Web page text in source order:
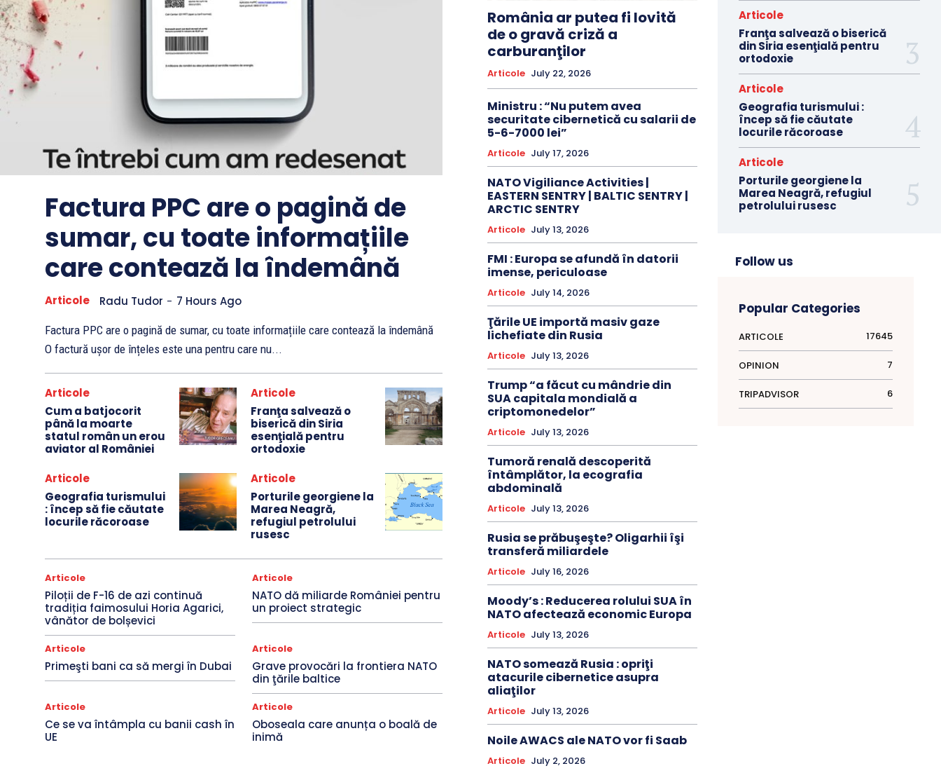
Factura PPC are o pagină de
sumar, cu toate informațiile
care contează la îndemână
Articole Radu Tudor - 7 Hours Ago
Factura PPC are o pagină de sumar, cu toate informațiile care contează la îndemână
O factură ușor de înțeles este una pentru care nu...
Articole
Cum a batjocorit
până la moarte
statul român un erou
aviator al României
Articole
Franţa salvează o
biserică din Siria
esenţială pentru
ortodoxie
Articole
Geografia turismului
: încep să fie căutate
locurile răcoroase
Articole
Porturile georgiene la
Marea Neagră,
refugiul petrolului
rusesc
Articole
Piloții de F-16 de azi continuă
tradiția faimosului Horia Agarici,
vânător de bolșevici
Articole
NATO dă miliarde României pentru
un proiect strategic
Articole
Primeşti bani ca să mergi în Dubai
Articole
Grave provocări la frontiera NATO
din ţările baltice
Articole
Ce se va întâmpla cu banii cash în
UE
Articole
Oboseala care anunța o boală de
inimă
România ar putea fi lovită
de o gravă criză a
carburanţilor
Articole July 22, 2026
Ministru : “Nu putem avea
securitate cibernetică cu salarii de
5-6-7000 lei”
Articole July 17, 2026
NATO Vigiliance Activities |
EASTERN SENTRY | BALTIC SENTRY |
ARCTIC SENTRY
Articole July 13, 2026
FMI : Europa se afundă în datorii
imense, periculoase
Articole July 14, 2026
Ţările UE importă masiv gaze
lichefiate din Rusia
Articole July 13, 2026
Trump “a făcut cu mândrie din
SUA capitala mondială a
criptomonedelor”
Articole July 13, 2026
Tumoră renală descoperită
întâmplător, la ecografia
abdominală
Articole July 13, 2026
Rusia se prăbuşeşte? Oligarhii îşi
transferă miliardele
Articole July 16, 2026
Moody’s : Reducerea rolului SUA în
NATO afectează economic Europa
Articole July 13, 2026
NATO somează Rusia : opriţi
atacurile cibernetice asupra
aliaţilor
Articole July 13, 2026
Noile AWACS ale NATO vor fi Saab
Articole July 2, 2026
Articole
Franţa salvează o biserică
din Siria esenţială pentru
ortodoxie
Articole
Geografia turismului :
încep să fie căutate
locurile răcoroase
Articole
Porturile georgiene la
Marea Neagră, refugiul
petrolului rusesc
Follow us
Popular Categories
ARTICOLE 17645
OPINION 7
TRIPADVISOR 6